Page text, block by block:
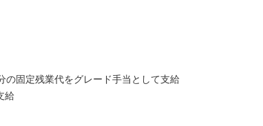
固定残業代をグレード手当として支給
給